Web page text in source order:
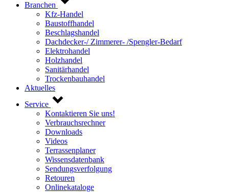
Branchen
Kfz-Handel
Baustoffhandel
Beschlagshandel
Dachdecker-/ Zimmerer- /Spengler-Bedarf
Elektrohandel
Holzhandel
Sanitärhandel
Trockenbauhandel
Aktuelles
Service
Kontaktieren Sie uns!
Verbrauchsrechner
Downloads
Videos
Terrassenplaner
Wissensdatenbank
Sendungsverfolgung
Retouren
Onlinekataloge